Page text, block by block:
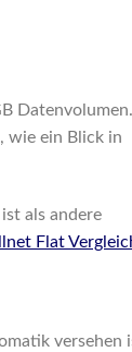
Datenvolumen.
wie ein Blick in
als andere
Flat
versehen